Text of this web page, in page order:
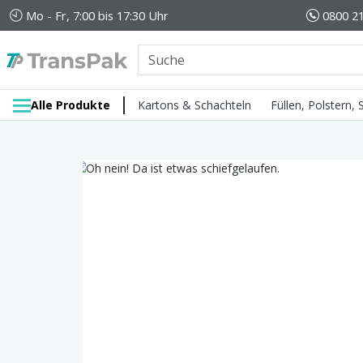
Mo - Fr, 7:00 bis 17:30 Uhr 0800
Alle Produkte Kartons & Schachteln Füllen, Polstern,